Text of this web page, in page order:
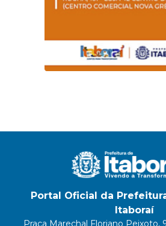
Portal Oficial da
Itaboraí
Praça Marechal Floriano Peixoto,